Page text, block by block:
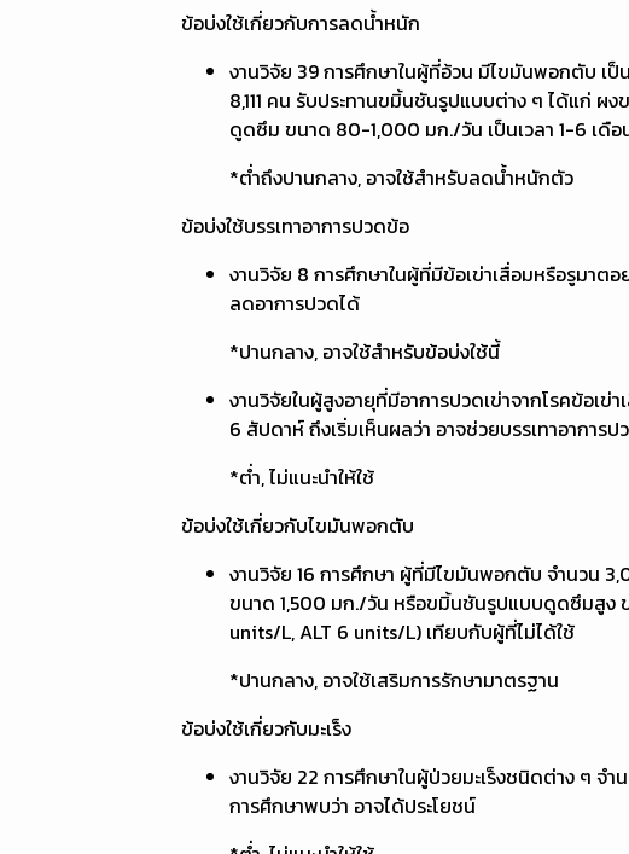
ข้อบ่งใช้เกี่ยวกับการลดน้ำหนัก
งานวิจัย 39 การศึกษาในผู้ที่อ้วน มีไขมันพอกตับ เป็
8,111 คน รับประทานขมิ้นชันรูปแบบต่าง ๆ ได้แก่
ดูดซึม ขนาด 80-1,000 มก./วัน เป็นเวลา 1-6 เดื
*ต่ำถึงปานกลาง, อาจใช้สำหรับลดน้ำหนักตัว
ข้อบ่งใช้บรรเทาอาการปวดข้อ
งานวิจัย 8 การศึกษาในผู้ที่มีข้อเข่าเสื่อมหรือรูมา
ลดอาการปวดได้
*ปานกลาง, อาจใช้สำหรับข้อบ่งใช้นี้
งานวิจัยในผู้สูงอายุที่มีอาการปวดเข่าจากโรคข้อเ
6 สัปดาห์ ถึงเริ่มเห็นผลว่า อาจช่วยบรรเทาอาการป
*ต่ำ, ไม่แนะนำให้ใช้
ข้อบ่งใช้เกี่ยวกับไขมันพอกตับ
งานวิจัย 16 การศึกษา ผู้ที่มีไขมันพอกตับ จำนวน
ขนาด 1,500 มก./วัน หรือขมิ้นชันรูปแบบดูดซึมสูง
units/L, ALT 6 units/L) เทียบกับผู้ที่ไม่ได้ใช้
*ปานกลาง, อาจใช้เสริมการรักษามาตรฐาน
ข้อบ่งใช้เกี่ยวกับมะเร็ง
งานวิจัย 22 การศึกษาในผู้ป่วยมะเร็งชนิดต่าง ๆ
การศึกษาพบว่า อาจได้ประโยชน์